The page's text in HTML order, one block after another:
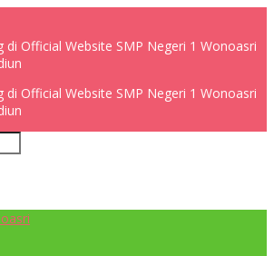
di Official Website SMP Negeri 1 Wonoasri
di Official Website SMP Negeri 1 Wonoasri